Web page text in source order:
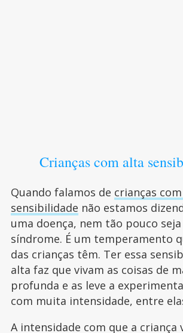
Crianças com alta
Quando falamos de crianças
sensibilidade não estamos
uma doença, nem tão pouco
síndrome. É um temperamento
das crianças têm. Ter essa
alta faz que vivam as coisas de
profunda e as leve a
com muita intensidade, entre
A intensidade com que a criança